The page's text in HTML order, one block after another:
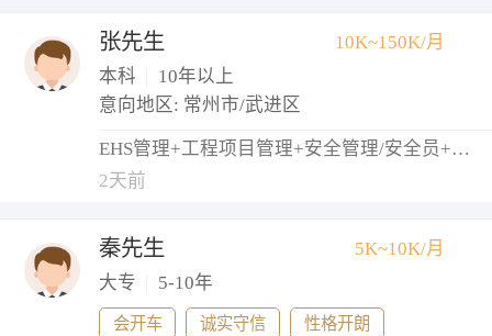
张先生
10K~150K/月
本科
10年以上
意向地区: 常州市/武进区
EHS管理+工程项目管理+安全管理/安全员+物业经理/主管
2天前
秦先生
5K~10K/月
大专
5-10年
会开车 诚实守信 性格开朗